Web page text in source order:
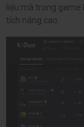
liệu mà trong
tích nâng cao.